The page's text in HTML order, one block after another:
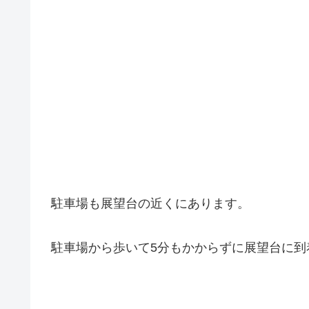
駐車場も展望台の近くにあります。
駐車場から歩いて5分もかからずに展望台に到